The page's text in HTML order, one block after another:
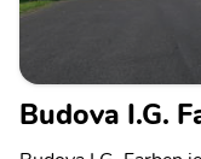
Budova I.G.